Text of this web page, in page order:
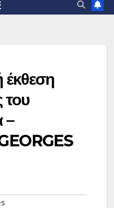
έκθεση
του
–